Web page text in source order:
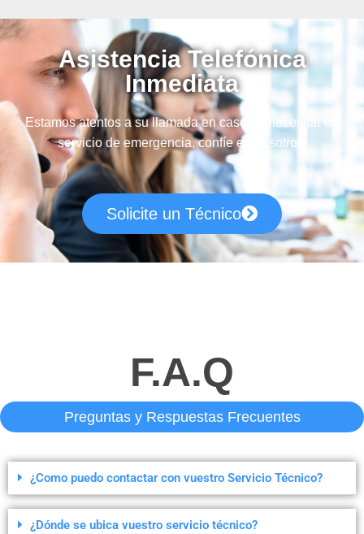
Asistencia Telefónica
Inmediata
Estamos atentos a su llamada en caso de necesitar un
servicio de emergencia, confíe en nosotros.
Solicite un Técnico
F.A.Q
Preguntas y Respuestas Frecuentes
¿Como puedo contactar con vuestro Servicio Técnico?
¿Dónde se ubica vuestro servicio técnico?